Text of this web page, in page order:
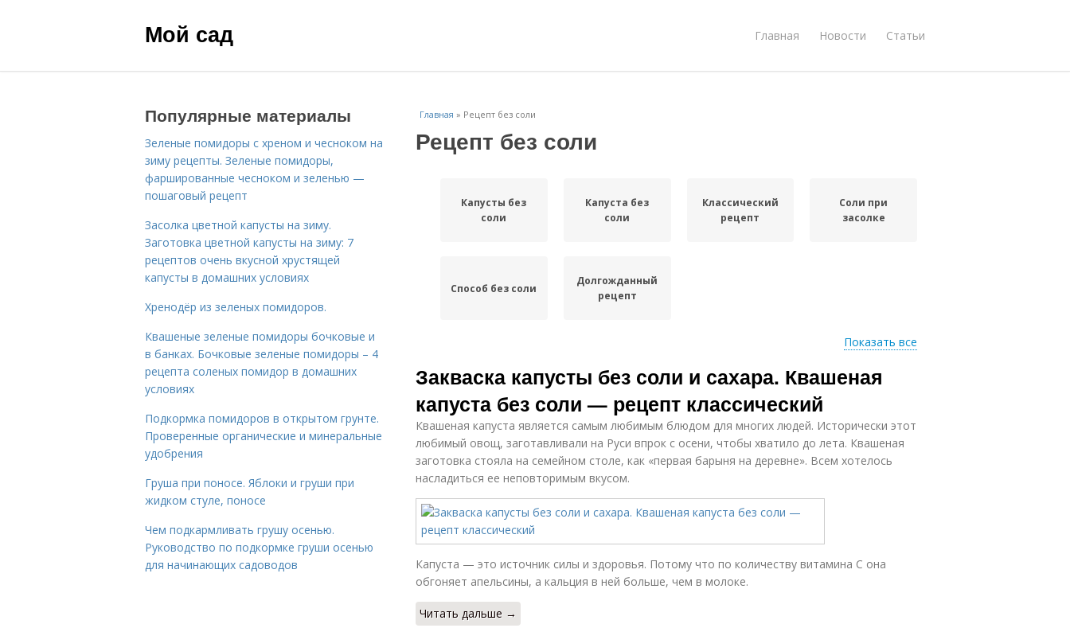
Мой сад Главная Новости Статьи
Главная » Рецепт без соли
Рецепт без соли
Капусты без
соли
Капуста без
соли
Классический
рецепт
Соли при
засолке
Способ без соли
Долгожданный
рецепт
Показать все
Закваска капусты без соли и сахара. Квашеная
капуста без соли — рецепт классический
Квашеная капуста является самым любимым блюдом для многих людей. Исторически этот
любимый овощ, заготавливали на Руси впрок с осени, чтобы хватило до лета. Квашеная
заготовка стояла на семейном столе, как «первая барыня на деревне». Всем хотелось
насладиться ее неповторимым вкусом.
Капуста — это источник силы и здоровья. Потому что по количеству витамина С она
обгоняет апельсины, а кальция в ней больше, чем в молоке.
Читать дальше →
Популярные материалы
Зеленые помидоры с хреном и чесноком на
зиму рецепты. Зеленые помидоры,
фаршированные чесноком и зеленью —
пошаговый рецепт
Засолка цветной капусты на зиму.
Заготовка цветной капусты на зиму: 7
рецептов очень вкусной хрустящей
капусты в домашних условиях
Хренодёр из зеленых помидоров.
Квашеные зеленые помидоры бочковые и
в банках. Бочковые зеленые помидоры – 4
рецепта соленых помидор в домашних
условиях
Подкормка помидоров в открытом грунте.
Проверенные органические и минеральные
удобрения
Груша при поносе. Яблоки и груши при
жидком стуле, поносе
Чем подкармливать грушу осенью.
Руководство по подкормке груши осенью
для начинающих садоводов